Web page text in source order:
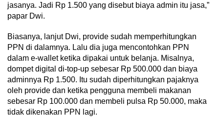
jasanya. Jadi Rp 1.500 yang disebut biaya admin itu jasa,”
papar Dwi.
Biasanya, lanjut Dwi, provide sudah memperhitungkan
PPN di dalamnya. Lalu dia juga mencontohkan PPN
dalam e-wallet ketika dipakai untuk belanja. Misalnya,
dompet digital di-top-up sebesar Rp 500.000 dan biaya
adminnya Rp 1.500. Itu sudah diperhitungkan pajaknya
oleh provide dan ketika pengguna membeli makanan
sebesar Rp 100.000 dan membeli pulsa Rp 50.000, maka
tidak dikenakan PPN lagi.